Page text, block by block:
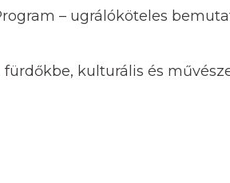
– ugrálóköteles
kulturális és